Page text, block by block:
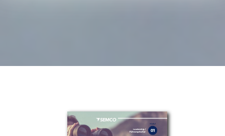
Standorte